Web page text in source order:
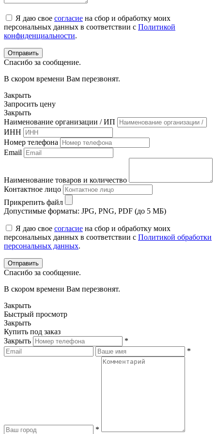
Я даю свое согласие на сбор и обработку моих
персональных данных в соответствии с Политикой
конфиденциальности.
Спасибо за сообщение.
В скором времени Вам перезвонят.
Закрыть
Запросить цену
Закрыть
Наименование организации / ИП
ИНН
Номер телефона
Email
Наименование товаров и количество
Контактное лицо
Прикрепить файл
Допустимые форматы: JPG, PNG, PDF (до 5 МБ)
Я даю свое согласие на сбор и обработку моих
персональных данных в соответствии с Политикой обработки
персональных данных.
Спасибо за сообщение.
В скором времени Вам перезвонят.
Закрыть
Быстрый просмотр
Закрыть
Купить под заказ
Закрыть
*
*
*